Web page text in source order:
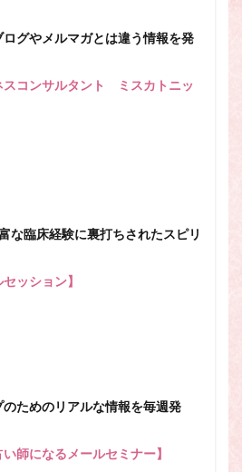
グやメルマガとは違う情報を発
スコンサルタント ミスカトニッ
な臨床経験に裏打ちされたスピリ
ッション】
ためのリアルな情報を毎週発
師になるメールセミナー】